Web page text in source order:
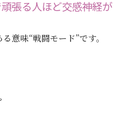
張る人ほど交感神経が
意味“戦闘モード”です。